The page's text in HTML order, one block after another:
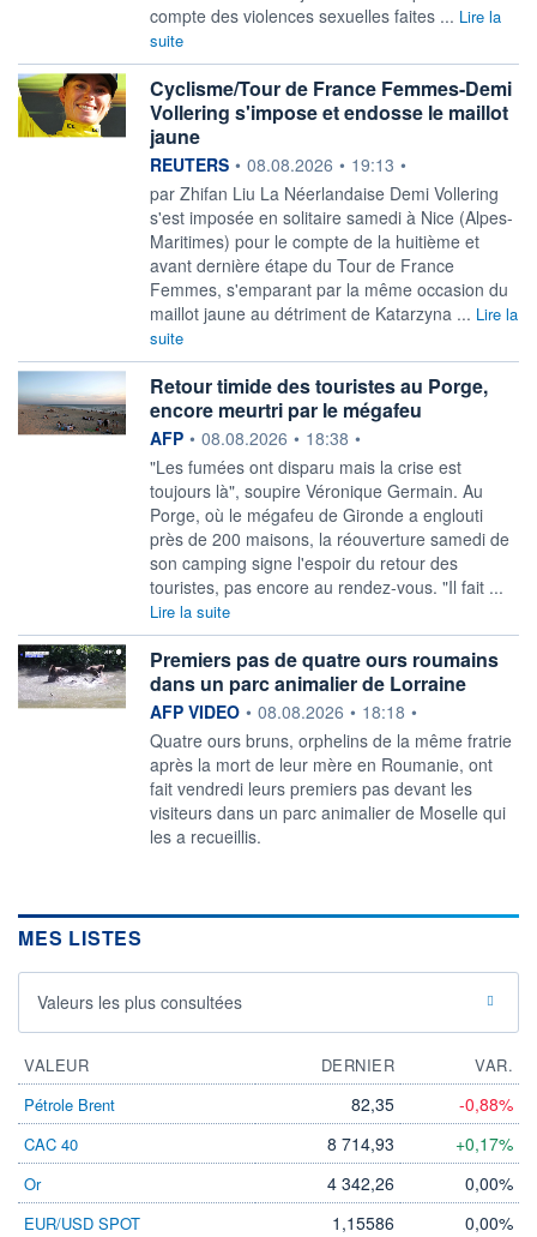
compte des violences sexuelles faites ... Lire la
suite
Cyclisme/Tour de France Femmes-Demi
Vollering s'impose et endosse le maillot
jaune
information fournie par
REUTERS • 08.08.2026 • 19:13 •
par Zhifan Liu La Néerlandaise Demi Vollering
s'est imposée en solitaire ‌samedi à Nice (Alpes-
Maritimes) pour le compte de la huitième et
avant dernière étape du Tour de France
Femmes, s'emparant par la même ​occasion du
maillot jaune au détriment de Katarzyna ... Lire la
suite
Retour timide des touristes au Porge,
encore meurtri par le mégafeu
information fournie par
AFP • 08.08.2026 • 18:38 •
"Les fumées ont disparu mais la crise est
toujours là", soupire Véronique Germain. Au
Porge, où le mégafeu de Gironde a englouti
près de 200 maisons, la réouverture samedi de
son camping signe l'espoir du retour des
touristes, pas encore au rendez-vous. "Il fait ...
Lire la suite
Premiers pas de quatre ours roumains
dans un parc animalier de Lorraine
information fournie par
AFP VIDEO • 08.08.2026 • 18:18 •
Quatre ours bruns, orphelins de la même fratrie
après la mort de leur mère en Roumanie, ont
fait vendredi leurs premiers pas devant les
visiteurs dans un parc animalier de Moselle qui
les a recueillis.
MES LISTES
Valeurs les plus consultées
VALEUR DERNIER
VAR.
Pétrole Brent
82,35 -0,88%
CAC 40 8 714,93 +0,17%
Or 4 342,26 0,00%
EUR/USD SPOT 1,15586 0,00%